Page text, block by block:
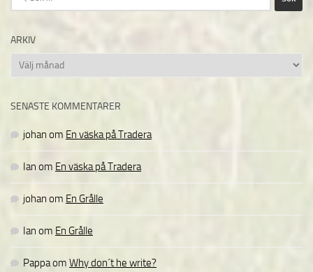
efter:
ARKIV
Arkiv
SENASTE KOMMENTARER
johan om En väska på Tradera
Ian om En väska på Tradera
johan om En Grålle
Ian om En Grålle
Pappaom Why don´t he write?